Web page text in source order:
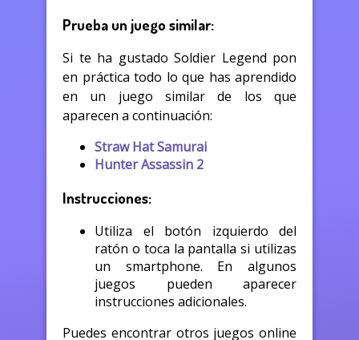
Prueba un juego similar:
Si te ha gustado Soldier Legend pon
en práctica todo lo que has aprendido
en un juego similar de los que
aparecen a continuación:
Straw Hat Samurai
Hunter Assassin 2
Instrucciones:
Utiliza el botón izquierdo del
ratón o toca la pantalla si utilizas
un smartphone. En algunos
juegos pueden aparecer
instrucciones adicionales.
Puedes encontrar otros juegos online